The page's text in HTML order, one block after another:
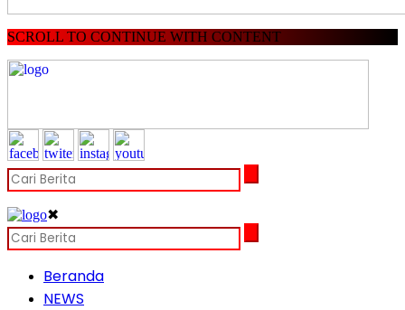
SCROLL TO CONTINUE WITH CONTENT
✖
Beranda
NEWS